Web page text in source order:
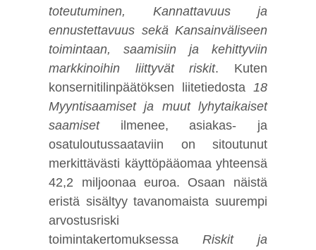
toteutuminen, Kannattavuus ja
ennustettavuus sekä Kansainväliseen
toimintaan, saamisiin ja kehittyviin
markkinoihin liittyvät riskit. Kuten
konsernitilinpäätöksen liitetiedosta 18
Myyntisaamiset ja muut lyhytaikaiset
saamisetilmenee, asiakas- ja
osatuloutussaataviin on sitoutunut
merkittävästi käyttöpääomaa yhteensä
42,2 miljoonaa euroa. Osaan näistä
eristä sisältyy tavanomaista suurempi
arvostusriski
toimintakertomuksessa Riskit ja